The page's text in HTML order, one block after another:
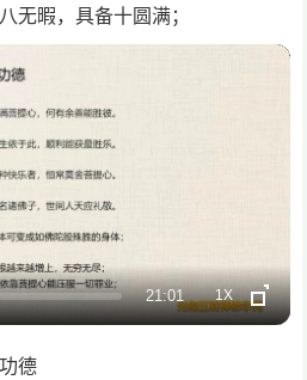
无暇，具备十圆满；
21:01 1X
德